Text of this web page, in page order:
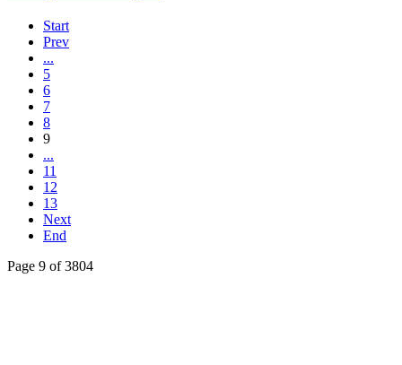
Start
Prev
...
5
6
7
8
9
...
11
12
13
Next
End
Page 9 of 3804